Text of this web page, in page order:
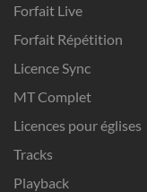
Forfait Live
Forfait Répétition
Licence Sync
MT Complet
Licences pour églises
Tracks
Playback